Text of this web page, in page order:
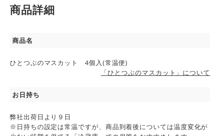
商品詳細
商品名
ひとつぶのマスカット 4個入(常温便)
「ひとつぶのマスカット」について
お日持ち
弊社出荷日より９日
※日持ちの設定は常温ですが、商品到着後については温度変化が